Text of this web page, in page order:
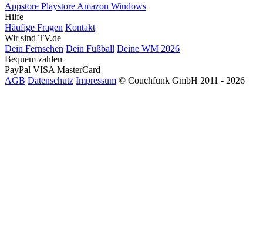
Appstore Playstore Amazon Windows
Hilfe
Häufige Fragen Kontakt
Wir sind TV.de
Dein Fernsehen Dein Fußball Deine WM 2026
Bequem zahlen
PayPal VISA MasterCard
AGB Datenschutz Impressum © Couchfunk GmbH 2011 - 2026